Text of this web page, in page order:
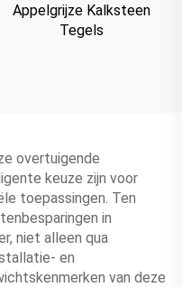
Appelgrijze Kalksteen
Tegels
overtuigende
keuze zijn voor
toepassingen. Ten
in
niet alleen qua
en
van deze